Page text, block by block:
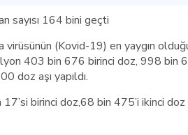
sayısı 164 bini geçti
virüsünün (Kovid-19) en yaygın
403 bin 676 birinci doz, 998 bin
doz aşı yapıldı.
17’si birinci doz,68 bin 475’i ikinci